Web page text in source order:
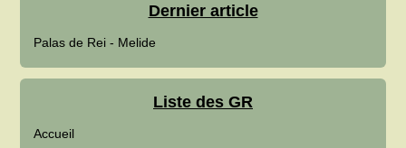
Dernier article
Palas de Rei - Melide
Liste des GR
Accueil